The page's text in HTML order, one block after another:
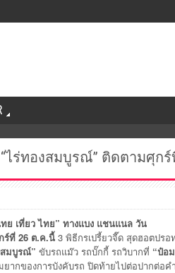
ไร่ทองสมบูรณ์” ติดตามศุกร์
ทย เที่ยว ไทย” ทางแบง แชนแนล วัน
ร์ที่ 26 ต.ค.นี้3 พิธีกรเปรี้ยวจี๊ด สุดฮอตปรอ
มบูรณ์” ขับรถแม๊ว รถบั๊กกี้ รถวิบากที่ “ป๋อ
ากของการบังคับรถ ปิดท้ายไปต่อปากต่อค